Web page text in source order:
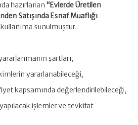
hazırlanan “Evlerde Üretilen
Satışında Esnaf Muaflığı
sunulmuştur.
şartları,
yararlanabileceği,
kapsamında değerlendirilebileceği,
işlemler ve tevkifat